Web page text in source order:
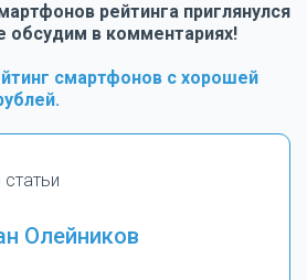
рейтинга приглянулся
обсудим в комментариях!
смартфонов с хорошей
Олейников